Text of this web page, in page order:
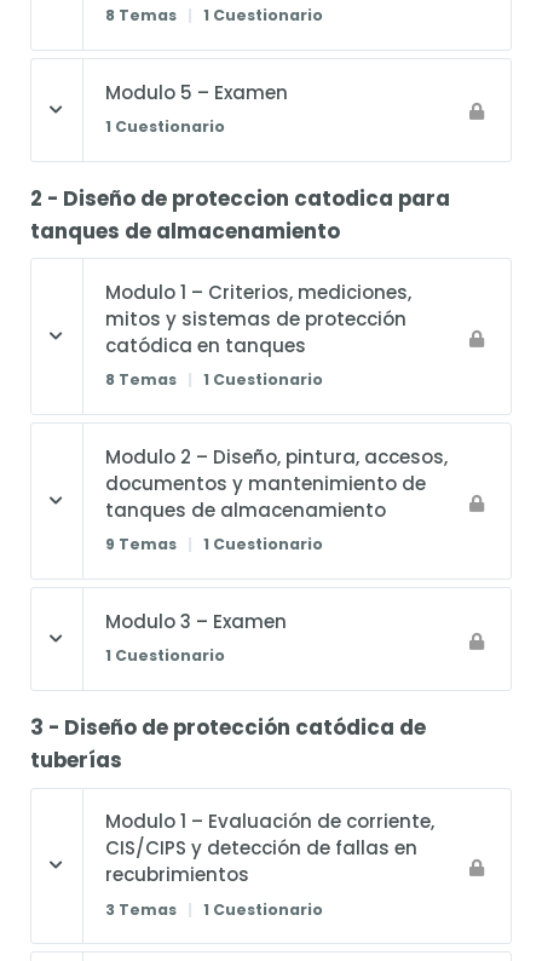
8 Temas | 1 Cuestionario
Modulo 5 – Examen
1 Cuestionario
2 - Diseño de proteccion catodica para
tanques de almacenamiento
Modulo 1 – Criterios, mediciones,
mitos y sistemas de protección
catódica en tanques
8 Temas | 1 Cuestionario
Modulo 2 – Diseño, pintura, accesos,
documentos y mantenimiento de
tanques de almacenamiento
9 Temas | 1 Cuestionario
Modulo 3 – Examen
1 Cuestionario
3 - Diseño de protección catódica de
tuberías
Modulo 1 – Evaluación de corriente,
CIS/CIPS y detección de fallas en
recubrimientos
3 Temas | 1 Cuestionario